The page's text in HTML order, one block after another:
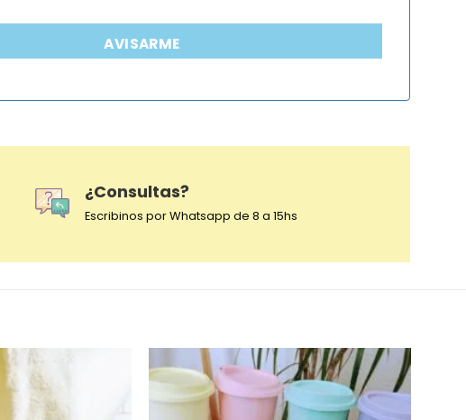
AVISARME
¿Consultas?
Escribinos por Whatsapp de 8 a 15hs